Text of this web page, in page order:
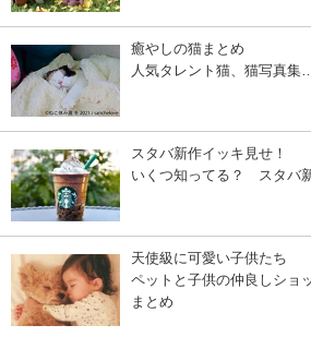
癒やしの猫まとめ
人気タレント猫、猫写真集
スタバ新作イッキ見せ！
いくつ知ってる？ スタバ
天使級に可愛い子供たち
ペットと子供の仲良しショ
まとめ